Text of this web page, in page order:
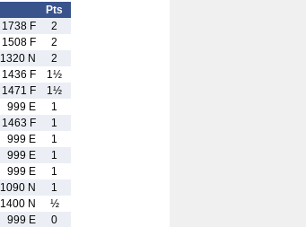
Pts
1738 F
2
1508 F
2
1320 N
2
1436 F
1½
1471 F
1½
999 E
1
1463 F
1
999 E
1
999 E
1
999 E
1
1090 N
1
1400 N
½
999 E
0